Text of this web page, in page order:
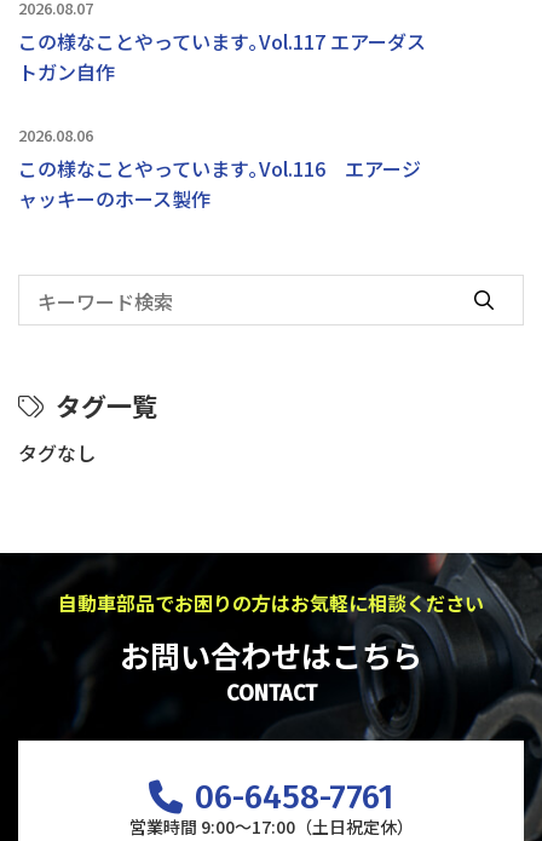
2026.08.07
この様なことやっています｡Vol.117 エアーダス
トガン自作
2026.08.06
この様なことやっています｡Vol.116 エアージ
ャッキーのホース製作
タグ一覧
タグなし
自動車部品でお困りの方はお気軽に相談ください
お問い合わせはこちら
CONTACT
06-6458-7761
営業時間 9:00～17:00（土日祝定休）